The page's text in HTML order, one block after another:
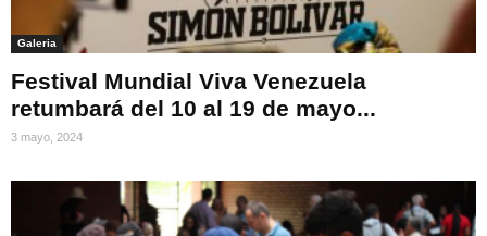
Galeria
Festival Mundial Viva Venezuela
retumbará del 10 al 19 de mayo...
3 mayo, 2024